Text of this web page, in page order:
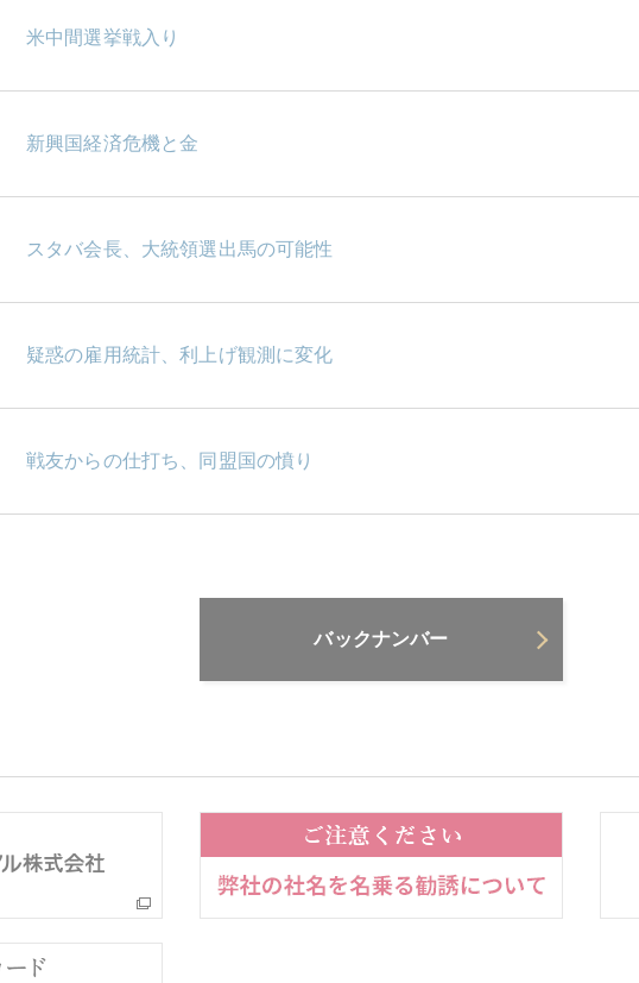
米中間選挙戦入り
新興国経済危機と金
スタバ会長、大統領選出馬の可能性
疑惑の雇用統計、利上げ観測に変化
戦友からの仕打ち、同盟国の憤り
バックナンバー